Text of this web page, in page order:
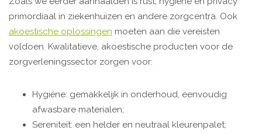
primordiaal in ziekenhuizen en andere zorgcentra. Ook
akoestische oplossingen moeten aan die vereisten
voldoen. Kwalitatieve, akoestische producten voor de
zorgverleningssector zorgen voor:
Hygiëne: gemakkelijk in onderhoud, eenvoudig
afwasbare materialen;
Sereniteit: een helder en neutraal kleurenpalet;